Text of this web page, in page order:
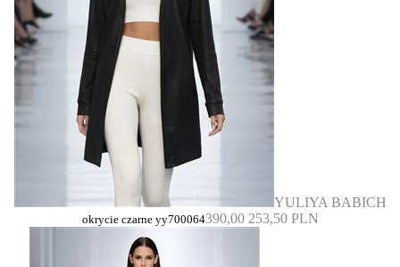
YULIYA BABICH
okrycie czarne yy700064390,00 253,50 PLN